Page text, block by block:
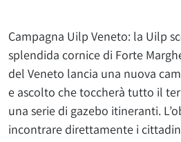
Campagna Uilp Veneto: la Uilp
splendida cornice di Forte
del Veneto lancia una nuova
e ascolto che toccherà tutto il
una serie di gazebo itineranti.
incontrare direttamente i